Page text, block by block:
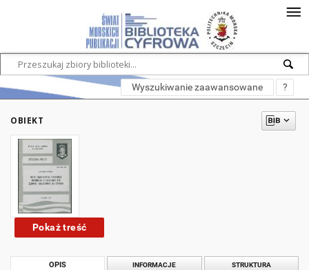
Wyszukiwanie zaawansowane ?
OBIEKT
Pokaż treść
OPIS INFORMACJE STRUKTURA